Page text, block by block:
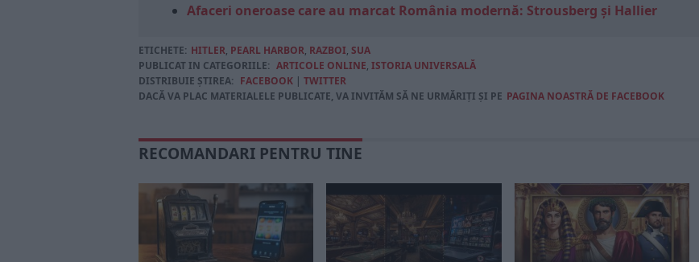
Afaceri oneroase care au marcat România modernă: Strousberg și Hallier
ETICHETE: HITLER, PEARL HARBOR, RAZBOI, SUA
PUBLICAT IN CATEGORIILE: ARTICOLE ONLINE, ISTORIA UNIVERSALĂ
DISTRIBUIE ȘTIREA: FACEBOOK | TWITTER
DACĂ VA PLAC MATERIALELE PUBLICATE, VA INVITĂM SĂ NE URMĂRIȚI ȘI PE PAGINA NOASTRĂ DE FACEBOOK
RECOMANDARI PENTRU TINE